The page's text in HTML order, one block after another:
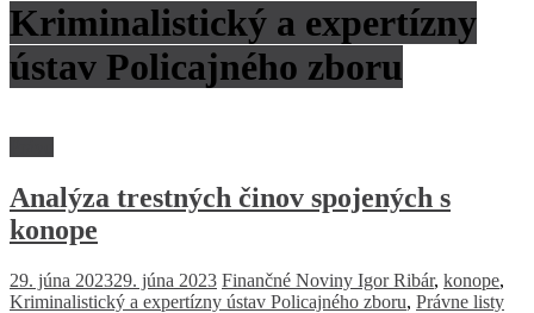
Kriminalistický a expertízny
ústav Policajného zboru
Analýza trestných činov spojených s
konope
29. júna 202329. júna 2023 Finančné Noviny Igor Ribár, konope,
Kriminalistický a expertízny ústav Policajného zboru, Právne listy